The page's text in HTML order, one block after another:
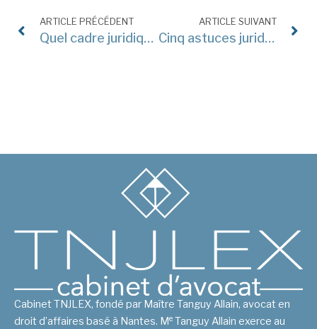
ARTICLE PRÉCÉDENT
Quel cadre juridique pour les deepfake audio ?
ARTICLE SUIVANT
Cinq astuces juridiques pour les startups
Cabinet TNJLEX, fondé par Maître Tanguy Allain, avocat en
droit d’affaires basé à Nantes. Me Tanguy Allain exerce au